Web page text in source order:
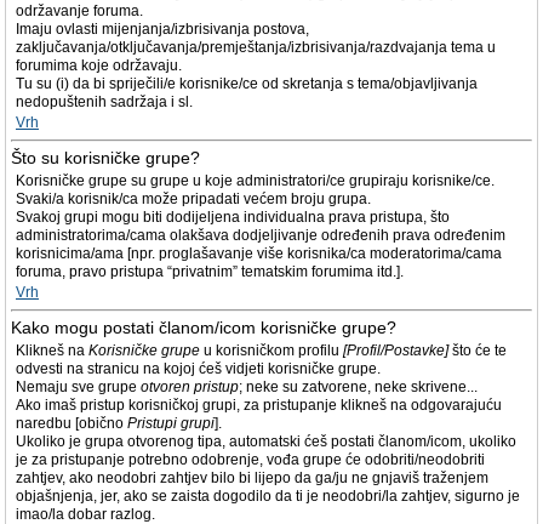
održavanje foruma.
Imaju ovlasti mijenjanja/izbrisivanja postova,
zaključavanja/otključavanja/premještanja/izbrisivanja/razdvajanja tema u
forumima koje održavaju.
Tu su (i) da bi spriječili/e korisnike/ce od skretanja s tema/objavljivanja
nedopuštenih sadržaja i sl.
Vrh
Što su korisničke grupe?
Korisničke grupe su grupe u koje administratori/ce grupiraju korisnike/ce.
Svaki/a korisnik/ca može pripadati većem broju grupa.
Svakoj grupi mogu biti dodijeljena individualna prava pristupa, što
administratorima/cama olakšava dodjeljivanje određenih prava određenim
korisnicima/ama [npr. proglašavanje više korisnika/ca moderatorima/cama
foruma, pravo pristupa “privatnim” tematskim forumima itd.].
Vrh
Kako mogu postati članom/icom korisničke grupe?
Klikneš na Korisničke grupe u korisničkom profilu [Profil/Postavke]što će te
odvesti na stranicu na kojoj ćeš vidjeti korisničke grupe.
Nemaju sve grupe otvoren pristup; neke su zatvorene, neke skrivene...
Ako imaš pristup korisničkoj grupi, za pristupanje klikneš na odgovarajuću
naredbu [obično Pristupi grupi].
Ukoliko je grupa otvorenog tipa, automatski ćeš postati članom/icom, ukoliko
je za pristupanje potrebno odobrenje, vođa grupe će odobriti/neodobriti
zahtjev, ako neodobri zahtjev bilo bi lijepo da ga/ju ne gnjaviš traženjem
objašnjenja, jer, ako se zaista dogodilo da ti je neodobri/la zahtjev, sigurno je
imao/la dobar razlog.